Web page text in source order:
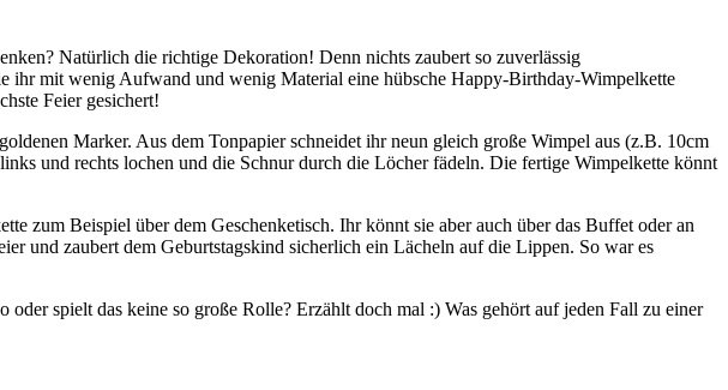
Natürlich die richtige Dekoration! Denn nichts zaubert so zuverlässig
ihr mit wenig Aufwand und wenig Material eine hübsche Happy-Birthday-Wimpelkette
Feier gesichert!
Marker. Aus dem Tonpapier schneidet ihr neun gleich große Wimpel aus (z.B. 10cm
und rechts lochen und die Schnur durch die Löcher fädeln. Die fertige Wimpelkette könnt
zum Beispiel über dem Geschenketisch. Ihr könnt sie aber auch über das Buffet oder an
und zaubert dem Geburtstagskind sicherlich ein Lächeln auf die Lippen. So war es
spielt das keine so große Rolle? Erzählt doch mal :) Was gehört auf jeden Fall zu einer